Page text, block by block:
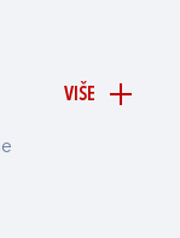
VIŠE